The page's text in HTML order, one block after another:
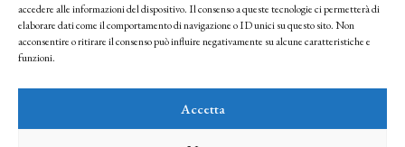
accedere alle informazioni del dispositivo. Il consenso a queste tecnologie ci permetterà di
elaborare dati come il comportamento di navigazione o ID unici su questo sito. Non
acconsentire o ritirare il consenso può influire negativamente su alcune caratteristiche e
funzioni.
Accetta
Facendo clic per iscriverti, riconosci che le tue informazioni saranno trattate
seguendo la nostra Privacy Policy
© 2025 Istituto Matteucci. All right reserved
l’autorizzazione scritta dei proprietari dei diritti e dell’Istituto Matteucci